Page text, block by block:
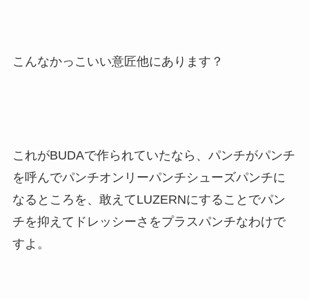
こんなかっこいい意匠他にあります？
これがBUDAで作られていたなら、パンチがパンチ
を呼んでパンチオンリーパンチシューズパンチに
なるところを、敢えてLUZERNにすることでパン
チを抑えてドレッシーさをプラスパンチなわけで
すよ。